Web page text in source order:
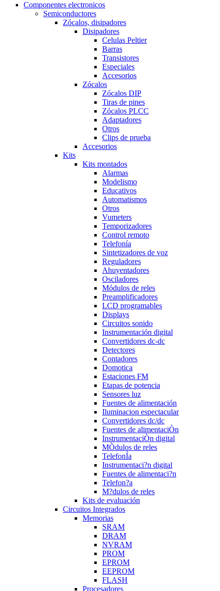
Componentes electronicos
Semiconductores
Zócalos, disipadores
Disipadores
Celulas Peltier
Barras
Transistores
Especiales
Accesorios
Zócalos
Zócalos DIP
Tiras de pines
Zócalos PLCC
Adaptadores
Otros
Clips de prueba
Accesorios
Kits
Kits montados
Alarmas
Modelismo
Educativos
Automatismos
Otros
Vumeters
Temporizadores
Control remoto
Telefonía
Sintetizadores de voz
Reguladores
Ahuyentadores
Osciladores
Módulos de reles
Preamplificadores
LCD programables
Displays
Circuitos sonido
Instrumentación digital
Convertidores dc-dc
Detectores
Contadores
Domotica
Estaciones FM
Etapas de potencia
Sensores luz
Fuentes de alimentación
Iluminacion espectacular
Convertidores dc/dc
Fuentes de alimentaciÒn
InstrumentaciÒn digital
MÒdulos de reles
TelefonÍa
Instrumentaci?n digital
Fuentes de alimentaci?n
Telefon?a
M?dulos de reles
Kits de evaluación
Circuitos Integrados
Memorias
SRAM
DRAM
NVRAM
PROM
EPROM
EEPROM
FLASH
Procesadores